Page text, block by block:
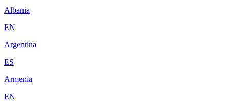
Albania
EN
Argentina
ES
Armenia
EN